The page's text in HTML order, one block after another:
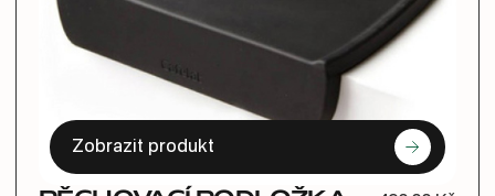
Zobrazit produkt